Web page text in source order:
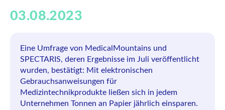
Eine Umfrage von MedicalMountains und
SPECTARIS, deren Ergebnisse im Juli veröffentlicht
wurden, bestätigt: Mit elektronischen
Gebrauchsanweisungen für
Medizintechnikprodukte ließen sich in jedem
Unternehmen Tonnen an Papier jährlich einsparen.
03.08.2023